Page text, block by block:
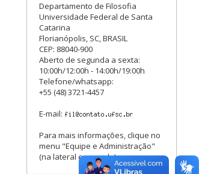
Departamento de Filosofia
Universidade Federal de Santa
Catarina
Florianópolis, SC, BRASIL
CEP: 88040-900
Aberto de segunda a sexta:
10:00h/12:00h - 14:00h/19:00h
Telefone/whatsapp:
+55 (48) 3721-4457
E-mail:
Para mais informações, clique no
menu "Equipe e Administração"
(na lateral esquerda).